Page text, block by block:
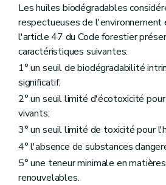
Les huiles biodégradables
respectueuses de l'environnement
l'article 47 du Code forestier
caractéristiques suivantes:
1° un seuil de biodégradabilité
significatif;
2° un seuil limité d'écotoxicité
vivants;
3° un seuil limité de toxicité pour
4° l'absence de substances
5° une teneur minimale en
renouvelables.